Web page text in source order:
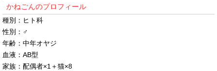
かねごんのプロフィール
種別：ヒト科
性別：♂
年齢：中年オヤジ
血液：AB型
家族：配偶者×1＋猫×8